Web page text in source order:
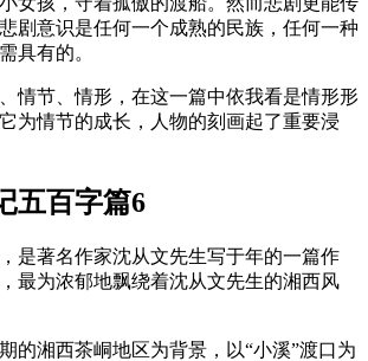
剧意识是任何一个成熟的民族，任何一种
具有的。
情节、情形，在这一篇中依我看是情形形
为情节的成长，人物的刻画起了重要浸
五百字篇6
是著名作家沈从文先生写于年的一篇作
最为浓郁地飘绕着沈从文先生的湘西风
的湘西茶峒地区为背景，以“小溪”渡口为